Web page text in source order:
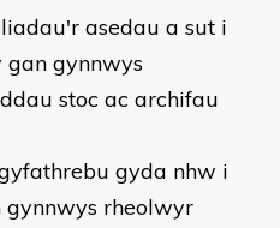
asedau a sut i
gan gynnwys
stoc ac archifau
gyda nhw i
rheolwyr